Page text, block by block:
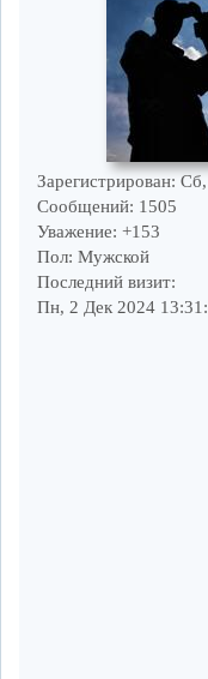
Зарегистрирован:
Сообщений: 1505
Уважение: +153
Пол: Мужской
Последний визит:
Пн, 2 Дек 2024